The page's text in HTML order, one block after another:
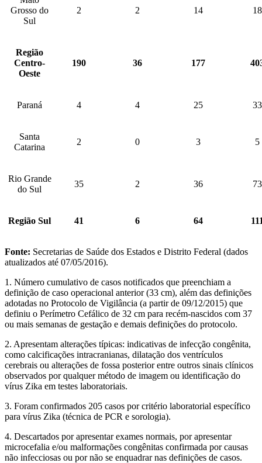
Grosso do
Sul
2 2 14 18
Região
Centro-
Oeste
190 36 177
Paraná 4 4 25 33
Santa
Catarina
2 0 3 5
Rio Grande
do Sul
35 2 36 73
Região Sul 41 6 64
Fonte: Secretarias de Saúde dos Estados e Distrito Federal (dados
atualizados até 07/05/2016).
1. Número cumulativo de casos notificados que preenchiam a
definição de caso operacional anterior (33 cm), além das definições
adotadas no Protocolo de Vigilância (a partir de 09/12/2015) que
definiu o Perímetro Cefálico de 32 cm para recém-nascidos com 37
ou mais semanas de gestação e demais definições do protocolo.
2. Apresentam alterações típicas: indicativas de infecção congênita,
como calcificações intracranianas, dilatação dos ventrículos
cerebrais ou alterações de fossa posterior entre outros sinais clínicos
observados por qualquer método de imagem ou identificação do
vírus Zika em testes laboratoriais.
3. Foram confirmados 205 casos por critério laboratorial específico
para vírus Zika (técnica de PCR e sorologia).
4. Descartados por apresentar exames normais, por apresentar
microcefalia e/ou malformações congênitas confirmada por causas
não infecciosas ou por não se enquadrar nas definições de casos.